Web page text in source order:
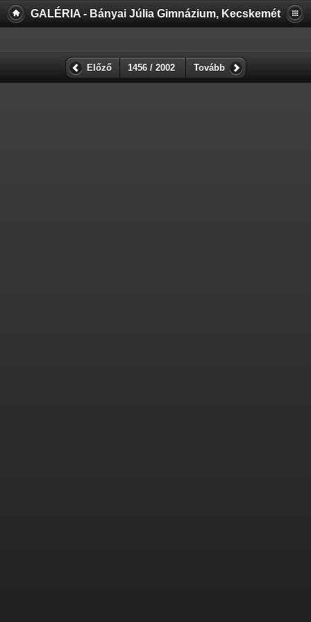
GALÉRIA - Bányai Júlia Gimnázium, Kecskemét
Előző 1456 / 2002 Tovább